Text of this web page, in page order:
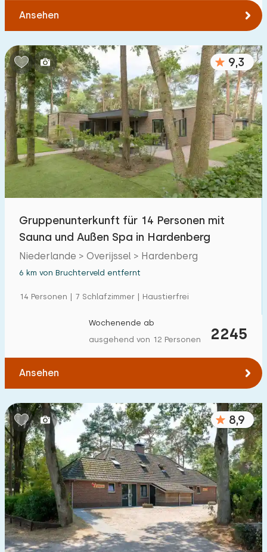
Zum Wasser(max. km):
1 2 5 10 20
Zu öffentlichen Verkehrsmitteln(max. km):
0,2 0,5 1 2 5
Unterkunft
Nicht im Ferienpark 2
Einfamilienhaus
Ferienbauernhof
Kinderfreundlich
Kindermöbel 7
Eingezäunter Garten 2
Spielgeräte im Garten 2
Hallenbad 7
Freibad 5
Kinderanimation 7
Ansehen
9,3
Gruppenunterkunft für 14 Personen mit
Sauna und Außen Spa in Hardenberg
Niederlande > Overijssel > Hardenberg
6 km von Bruchterveld entfernt
14 Personen | 7 Schlafzimmer | Haustierfrei
2245
Wochenende ab
ausgehend von 12 Personen
Ansehen
8,9